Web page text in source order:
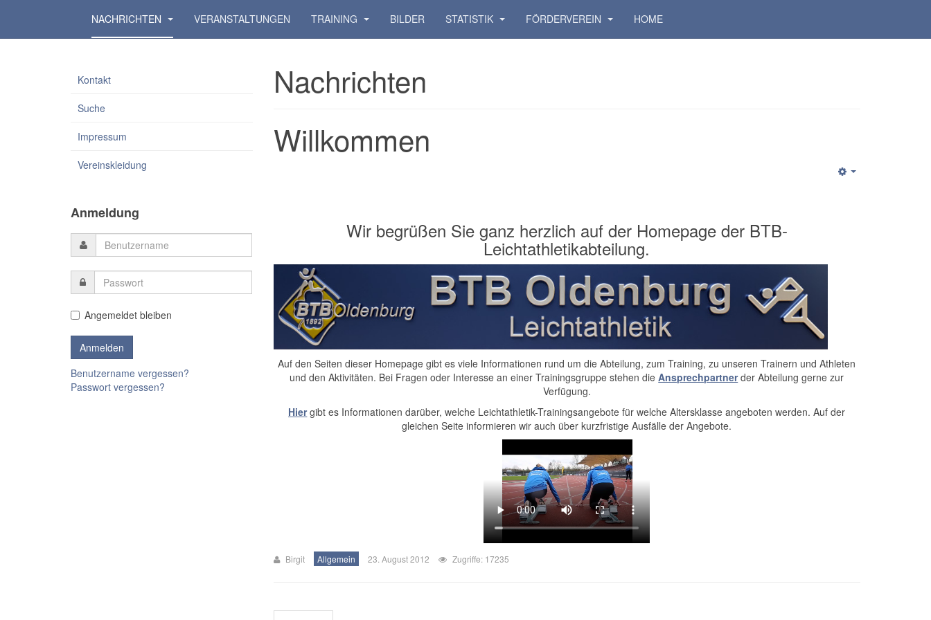
NACHRICHTEN VERANSTALTUNGEN TRAINING BILDER STATISTIK FÖRDERVEREIN HOME
Nachrichten
Willkommen
Wir begrüßen Sie ganz herzlich auf der Homepage der BTB-
Leichtathletikabteilung.
Auf den Seiten dieser Homepage gibt es viele Informationen rund um die Abteilung, zum Training, zu unseren Trainern und Athleten
und den Aktivitäten. Bei Fragen oder Interesse an einer Trainingsgruppe stehen dieAnsprechpartnerder Abteilung gerne zur
Verfügung.
Hiergibt es Informationen darüber, welche Leichtathletik-Trainingsangebote für welche Altersklasse angeboten werden. Auf der
gleichen Seite informieren wir auch über kurzfristige Ausfälle der Angebote.
Birgit Allgemein 23. August 2012 Zugriffe: 17235
Kontakt
Suche
Impressum
Vereinskleidung
Anmeldung
Angemeldet bleiben
Benutzername vergessen?
Passwort vergessen?